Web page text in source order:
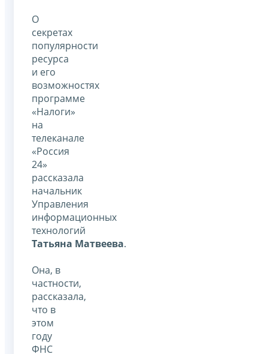
О
секретах
популярности
ресурса
и его
возможностях
программе
«Налоги»
на
телеканале
«Россия
24»
рассказала
начальник
Управления
информационных
технологий
Татьяна Матвеева.
Она, в
частности,
рассказала,
что в
этом
году
ФНС